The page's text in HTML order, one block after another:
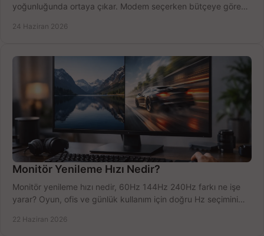
yoğunluğunda ortaya çıkar. Modem seçerken bütçeye göre
24 Haziran 2026
Monitör Yenileme Hızı Nedir?
Monitör yenileme hızı nedir, 60Hz 144Hz 240Hz farkı ne işe
yarar? Oyun, ofis ve günlük kullanım için doğru Hz seçimini
22 Haziran 2026